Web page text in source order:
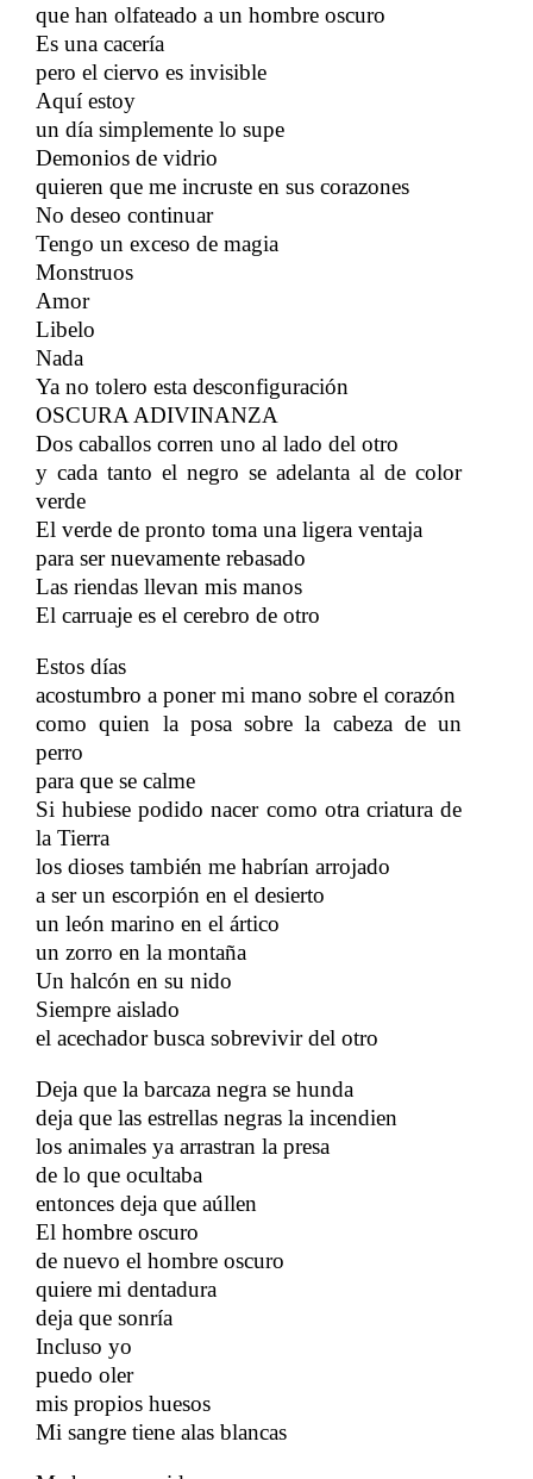
que han olfateado a un hombre oscuro
Es una cacería
pero el ciervo es invisible
Aquí estoy
un día simplemente lo supe
Demonios de vidrio
quieren que me incruste en sus corazones
No deseo continuar​​
Tengo un exceso de magia
Monstruos
Amor
Libelo
Nada
Ya no tolero esta desconfiguración
OSCURA ADIVINANZA
Dos caballos corren uno al lado del otro
y cada tanto el negro se adelanta al de color
verde
El verde de pronto toma una ligera ventaja
para ser nuevamente rebasado
Las riendas llevan mis manos
El carruaje es el cerebro de otro​​
Estos días
acostumbro a poner mi mano sobre el corazón
como quien la posa sobre la cabeza de un
perro
para que se calme
Si hubiese podido nacer como otra criatura de
la Tierra
los dioses también me habrían arrojado
a ser un escorpión en el desierto
un león marino en el ártico
un zorro en la montaña
Un halcón en su nido
Siempre aislado
el acechador busca sobrevivir del otro
Deja que la barcaza negra se hunda
deja que las estrellas negras la incendien
los animales ya arrastran la presa
de lo que ocultaba
entonces deja que aúllen
El hombre oscuro
de nuevo el hombre oscuro
quiere mi dentadura
deja que sonría
Incluso yo
puedo oler​​
mis propios huesos
Mi sangre tiene alas blancas